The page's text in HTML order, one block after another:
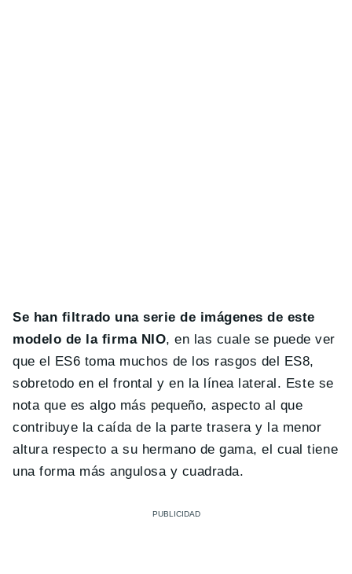
Se han filtrado una serie de imágenes de este
modelo de la firma NIO, en las cuale se puede ver
que el ES6 toma muchos de los rasgos del ES8,
sobretodo en el frontal y en la línea lateral. Este se
nota que es algo más pequeño, aspecto al que
contribuye la caída de la parte trasera y la menor
altura respecto a su hermano de gama, el cual tiene
una forma más angulosa y cuadrada.